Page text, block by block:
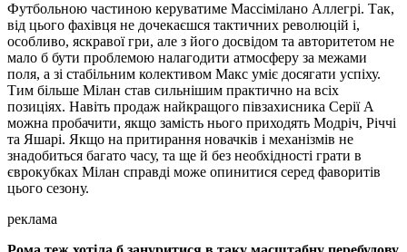
Футбольною частиною керуватиме Массімілано Аллегрі. Так,
від цього фахівця не дочекаєшся тактичних революцій і,
особливо, яскравої гри, але з його досвідом та авторитетом не
мало б бути проблемою налагодити атмосферу за межами
поля, а зі стабільним колективом Макс уміє досягати успіху.
Тим більше Мілан став сильнішим практично на всіх
позиціях. Навіть продаж найкращого півзахисника Серії А
можна пробачити, якщо замість нього приходять Модріч, Річчі
та Яшарі. Якщо на притирання новачків і механізмів не
знадобиться багато часу, та ще й без необхідності грати в
єврокубках Мілан справді може опинитися серед фаворитів
цього сезону.
реклама